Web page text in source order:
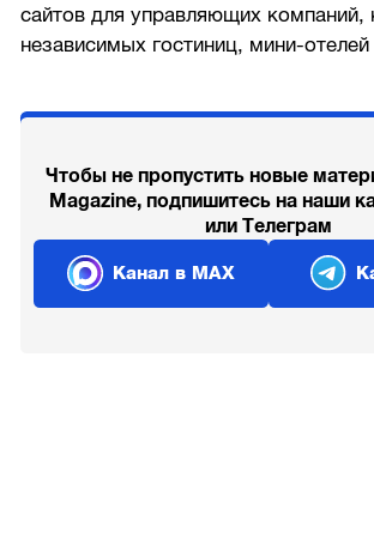
сайтов для управляющих компаний,
независимых гостиниц, мини-отелей
Чтобы не пропустить новые
Magazine, подпишитесь на наши
или Телеграм
Канал в MAX